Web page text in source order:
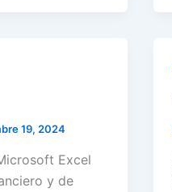
19, 2024
Excel
y de